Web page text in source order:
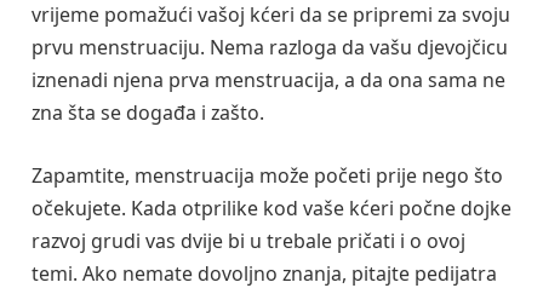
vrijeme pomažući vašoj kćeri da se pripremi za svoju
prvu menstruaciju. Nema razloga da vašu djevojčicu
iznenadi njena prva menstruacija, a da ona sama ne
zna šta se događa i zašto.
Zapamtite, menstruacija može početi prije nego što
očekujete. Kada otprilike kod vaše kćeri počne dojke
razvoj grudi vas dvije bi u trebale pričati i o ovoj
temi. Ako nemate dovoljno znanja, pitajte pedijatra